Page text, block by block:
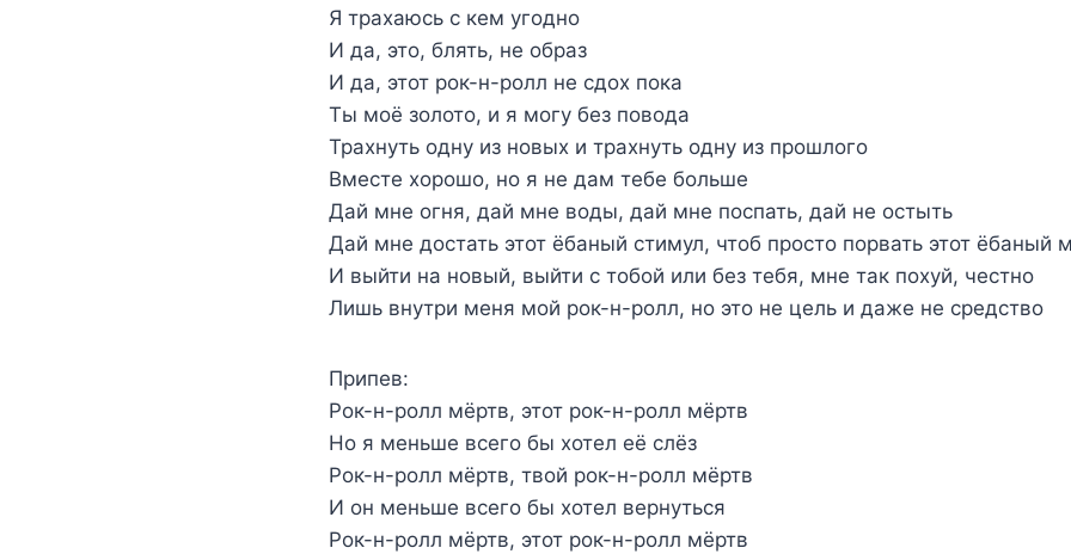
Я трахаюсь с кем угодно
И да, это, блять, не образ
И да, этот рок-н-ролл не сдох пока
Ты моё золото, и я могу без повода
Трахнуть одну из новых и трахнуть одну из прошлого
Вместе хорошо, но я не дам тебе больше
Дай мне огня, дай мне воды, дай мне поспать, дай не остыть
Дай мне достать этот ёбаный стимул, чтоб просто порвать этот ёбаный
И выйти на новый, выйти с тобой или без тебя, мне так похуй, честно
Лишь внутри меня мой рок-н-ролл, но это не цель и даже не средство
Припев:
Рок-н-ролл мёртв, этот рок-н-ролл мёртв
Но я меньше всего бы хотел её слёз
Рок-н-ролл мёртв, твой рок-н-ролл мёртв
И он меньше всего бы хотел вернуться
Рок-н-ролл мёртв, этот рок-н-ролл мёртв